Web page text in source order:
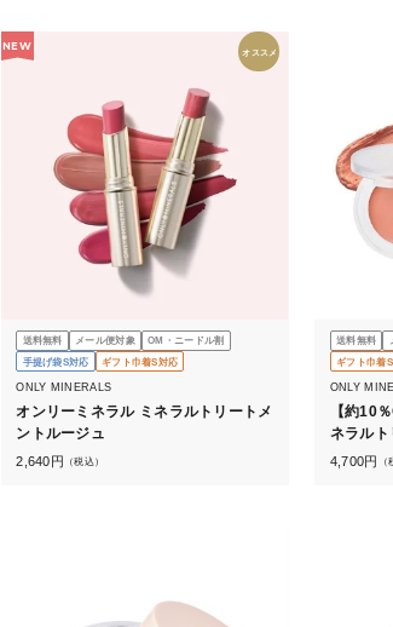
NEW オススメ
送料無料 メール便対象
OM・ニードル割
手提げ袋S対応
ギフト巾着S対応
ONLY MINERALS
オンリーミネラル ミネラルトリートメ
ントルージュ
2,640円 （税込）
送料無料
ギフト巾着
ONLY
【約10
ネラルト
セット
4,700円 （